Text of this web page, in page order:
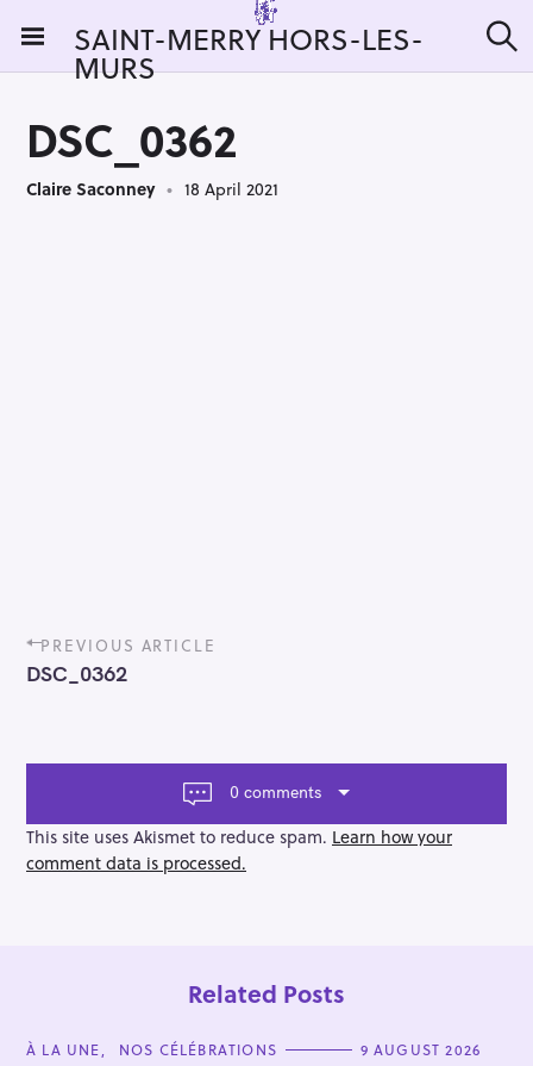
i
SAINT-MERRY HORS-LES-
MURS e
DSC_0362
Claire Saconney 18 April 2021
P
o
s
a
g
a
t
PREVIOUS ARTICLE
DSC_0362
0 comments
This site uses Akismet to reduce spam. Learn how your
comment data is processed.
Related Posts
C
À LA UNE NOS CÉLÉBRATIONS 9 AUGUST 2026